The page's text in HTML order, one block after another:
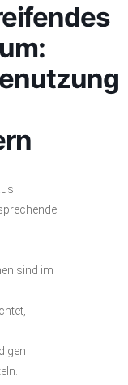
sind im